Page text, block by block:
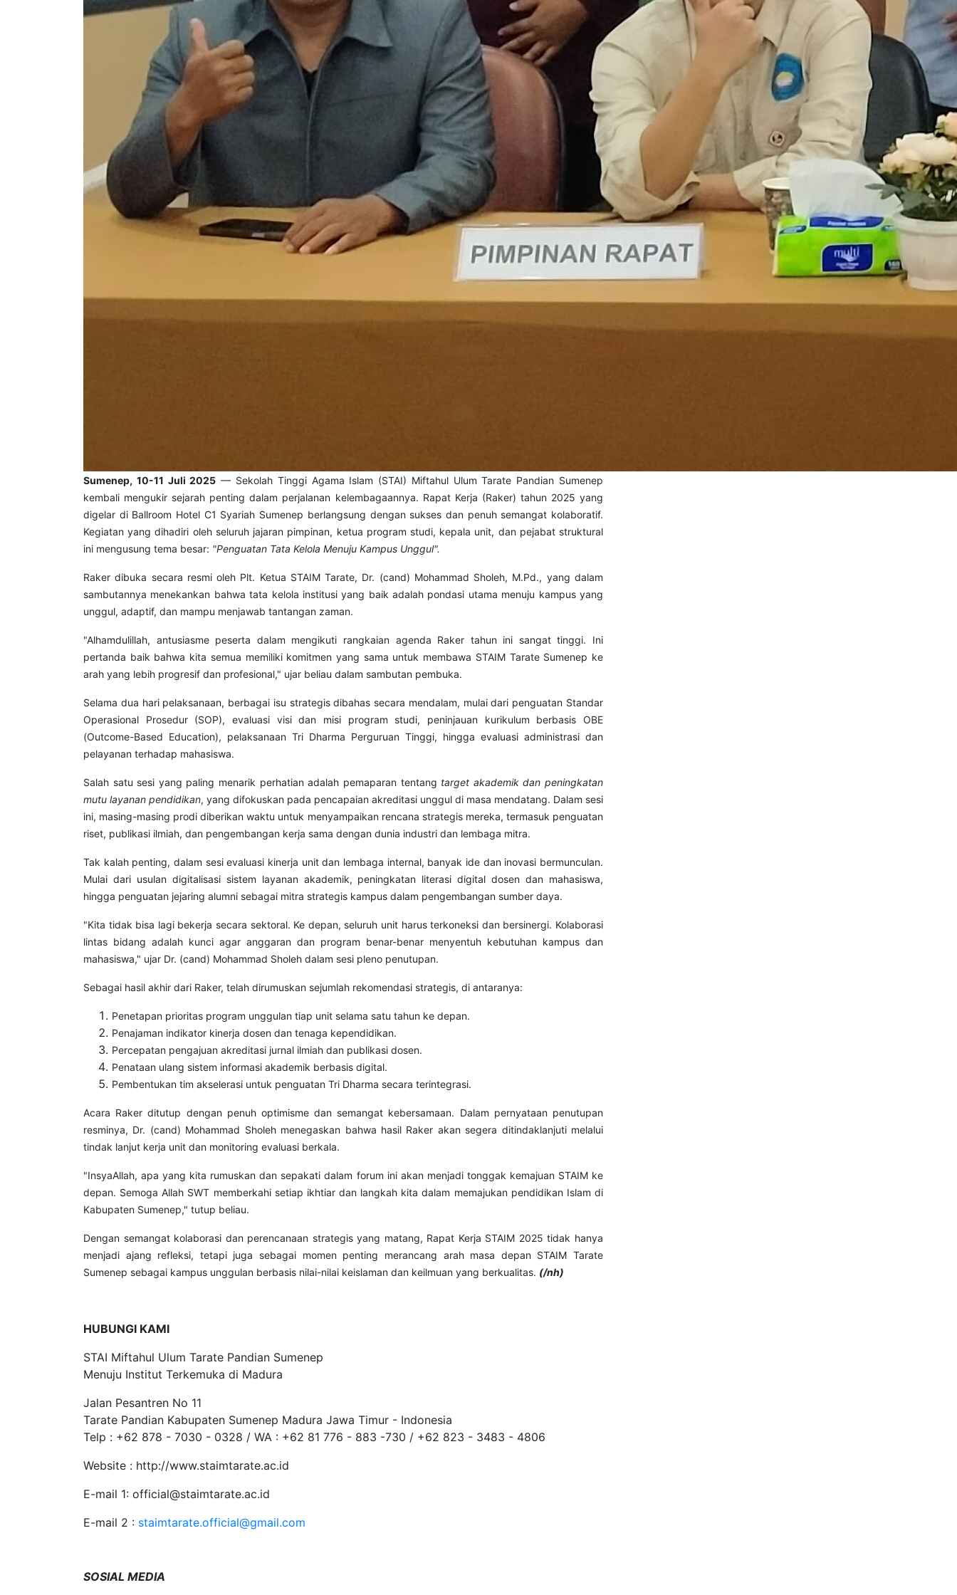
Sumenep, 10-11 Juli 2025 — Sekolah Tinggi Agama Islam (STAI) Miftahul Ulum Tarate Pandian Sumenep
kembali mengukir sejarah penting dalam perjalanan kelembagaannya. Rapat Kerja (Raker) tahun 2025 yang
digelar di Ballroom Hotel C1 Syariah Sumenep berlangsung dengan sukses dan penuh semangat kolaboratif.
Kegiatan yang dihadiri oleh seluruh jajaran pimpinan, ketua program studi, kepala unit, dan pejabat struktural
ini mengusung tema besar: "Penguatan Tata Kelola Menuju Kampus Unggul".
Raker dibuka secara resmi oleh Plt. Ketua STAIM Tarate, Dr. (cand) Mohammad Sholeh, M.Pd., yang dalam
sambutannya menekankan bahwa tata kelola institusi yang baik adalah pondasi utama menuju kampus yang
unggul, adaptif, dan mampu menjawab tantangan zaman.
"Alhamdulillah, antusiasme peserta dalam mengikuti rangkaian agenda Raker tahun ini sangat tinggi. Ini
pertanda baik bahwa kita semua memiliki komitmen yang sama untuk membawa STAIM Tarate Sumenep ke
arah yang lebih progresif dan profesional," ujar beliau dalam sambutan pembuka.
Selama dua hari pelaksanaan, berbagai isu strategis dibahas secara mendalam, mulai dari penguatan Standar
Operasional Prosedur (SOP), evaluasi visi dan misi program studi, peninjauan kurikulum berbasis OBE
(Outcome-Based Education), pelaksanaan Tri Dharma Perguruan Tinggi, hingga evaluasi administrasi dan
pelayanan terhadap mahasiswa.
Salah satu sesi yang paling menarik perhatian adalah pemaparan tentang target akademik dan peningkatan
mutu layanan pendidikan, yang difokuskan pada pencapaian akreditasi unggul di masa mendatang. Dalam sesi
ini, masing-masing prodi diberikan waktu untuk menyampaikan rencana strategis mereka, termasuk penguatan
riset, publikasi ilmiah, dan pengembangan kerja sama dengan dunia industri dan lembaga mitra.
Tak kalah penting, dalam sesi evaluasi kinerja unit dan lembaga internal, banyak ide dan inovasi bermunculan.
Mulai dari usulan digitalisasi sistem layanan akademik, peningkatan literasi digital dosen dan mahasiswa,
hingga penguatan jejaring alumni sebagai mitra strategis kampus dalam pengembangan sumber daya.
"Kita tidak bisa lagi bekerja secara sektoral. Ke depan, seluruh unit harus terkoneksi dan bersinergi. Kolaborasi
lintas bidang adalah kunci agar anggaran dan program benar-benar menyentuh kebutuhan kampus dan
mahasiswa," ujar Dr. (cand) Mohammad Sholeh dalam sesi pleno penutupan.
Sebagai hasil akhir dari Raker, telah dirumuskan sejumlah rekomendasi strategis, di antaranya:
Penetapan prioritas program unggulan tiap unit selama satu tahun ke depan.
Penajaman indikator kinerja dosen dan tenaga kependidikan.
Percepatan pengajuan akreditasi jurnal ilmiah dan publikasi dosen.
Penataan ulang sistem informasi akademik berbasis digital.
Pembentukan tim akselerasi untuk penguatan Tri Dharma secara terintegrasi.
Acara Raker ditutup dengan penuh optimisme dan semangat kebersamaan. Dalam pernyataan penutupan
resminya, Dr. (cand) Mohammad Sholeh menegaskan bahwa hasil Raker akan segera ditindaklanjuti melalui
tindak lanjut kerja unit dan monitoring evaluasi berkala.
"InsyaAllah, apa yang kita rumuskan dan sepakati dalam forum ini akan menjadi tonggak kemajuan STAIM ke
depan. Semoga Allah SWT memberkahi setiap ikhtiar dan langkah kita dalam memajukan pendidikan Islam di
Kabupaten Sumenep," tutup beliau.
Dengan semangat kolaborasi dan perencanaan strategis yang matang, Rapat Kerja STAIM 2025 tidak hanya
menjadi ajang refleksi, tetapi juga sebagai momen penting merancang arah masa depan STAIM Tarate
Sumenep sebagai kampus unggulan berbasis nilai-nilai keislaman dan keilmuan yang berkualitas. (/nh)
HUBUNGI KAMI
STAI Miftahul Ulum Tarate Pandian Sumenep
Menuju Institut Terkemuka di Madura
Jalan Pesantren No 11
Tarate Pandian Kabupaten Sumenep Madura Jawa Timur - Indonesia
Telp : +62 878 - 7030 - 0328 / WA : +62 81 776 - 883 -730 / +62 823 - 3483 - 4806
Website : http://www.staimtarate.ac.id
E-mail 1: official@staimtarate.ac.id
E-mail 2 : staimtarate.official@gmail.com
SOSIAL MEDIA